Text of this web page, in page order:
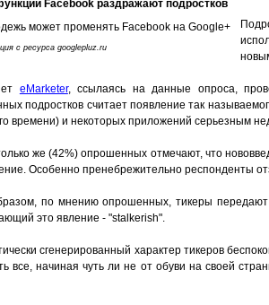
Facebook раздражают подростков
c ресурса googlepluz.ru
eMarketer, ссылаясь на данные опроса,
подростков считает появление так
времени) и некоторых приложений серьезным
же (42%) опрошенных отмечают, что
Особенно пренебрежительно респонденты
по мнению опрошенных, тикеры
это явление - "stalkerish".
сгенерированный характер тикеров
все, начиная чуть ли не от обуви на своей